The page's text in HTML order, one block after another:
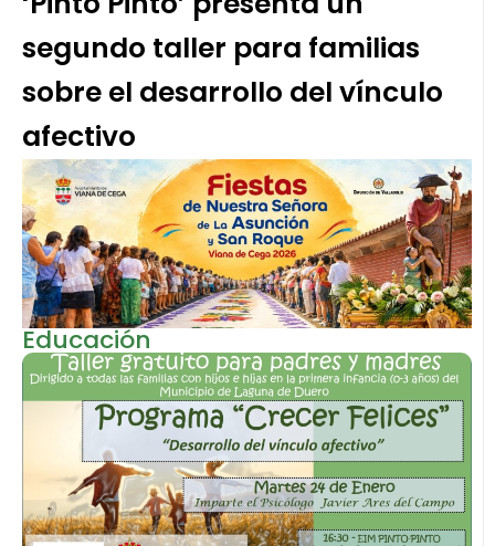
segundo taller para familias
sobre el desarrollo del vínculo
afectivo
Educación